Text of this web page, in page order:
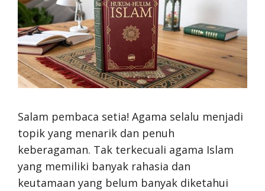
Salam pembaca setia! Agama selalu menjadi
topik yang menarik dan penuh
keberagaman. Tak terkecuali agama Islam
yang memiliki banyak rahasia dan
keutamaan yang belum banyak diketahui